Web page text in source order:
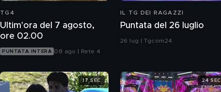
TG4
Ultim'ora del 7 agosto,
ore 02.00
PUNTATA INTERA 08 ago | Rete 4
IL TG DEI RAGAZZI
Puntata del 26 luglio
26 lug | Tgcom24
17 SEC 24 SEC